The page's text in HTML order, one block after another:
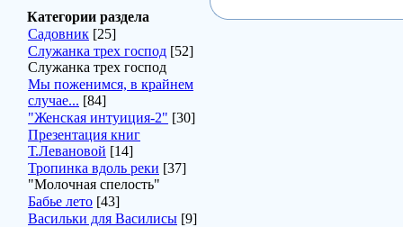
Категории раздела
Садовник [25]
Служанка трех господ [52]
Служанка трех господ
Мы поженимся, в крайнем
случае... [84]
"Женская интуиция-2" [30]
Презентация книг
Т.Левановой [14]
Тропинка вдоль реки [37]
"Молочная спелость"
Бабье лето [43]
Васильки для Василисы [9]